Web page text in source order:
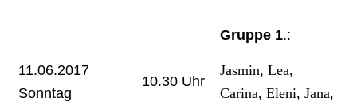
11.06.2017
Sonntag
10.30 Uhr
Gruppe 1.:
Jasmin, Lea,
Carina, Eleni, Jana,